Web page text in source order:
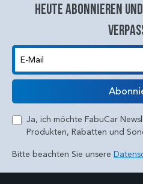
Heute abonnieren
E-Mail
Ja, ich möchte FabuCar
Produkten, Rabatten und
Bitte beachten Sie unsere